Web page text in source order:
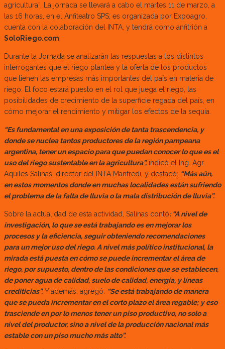
agricultura”. La jornada se llevará a cabo el martes 11 de marzo, a
las 16 horas, en el Anfiteatro SPS; es organizada por Expoagro,
cuenta con la colaboración del INTA, y tendrá como anfitrión a
SoloRiego.com.
Durante la Jornada se analizarán las respuestas a los distintos
interrogantes que el riego plantea y la oferta de los productos
que tienen las empresas más importantes del país en materia de
riego. El foco estará puesto en el rol que juega el riego, las
posibilidades de crecimiento de la superficie regada del país, en
cómo mejorar el rendimiento y mitigar los efectos de la sequía.
“Es fundamental en una exposición de tanta trascendencia, y
donde se nuclea tantos productores de la región pampeana
argentina, tener un espacio para que puedan conocer lo que es el
uso del riego sustentable en la agricultura”,indicó el Ing. Agr.
Aquiles Salinas, director del INTA Manfredi, y destacó: “Más aún,
en estos momentos donde en muchas localidades están sufriendo
el problema de la falta de lluvia o la mala distribución de lluvia”.
Sobre la actualidad de esta actividad, Salinas contó: “A nivel de
investigación, lo que se está trabajando es en mejorar los
procesos y la eficiencia, seguir obteniendo recomendaciones
para un mejor uso del riego. A nivel más político institucional, la
mirada está puesta en cómo se puede incrementar el área de
riego, por supuesto, dentro de las condiciones que se establecen,
de poner agua de calidad, suelo de calidad, energía, y líneas
crediticias”.Y además, agregó: “Se está trabajando de manera
que se pueda incrementar en el corto plazo el área regable; y eso
trasciende en por lo menos tener un piso productivo, no solo a
nivel del productor, sino a nivel de la producción nacional más
estable con un piso mucho más alto”.